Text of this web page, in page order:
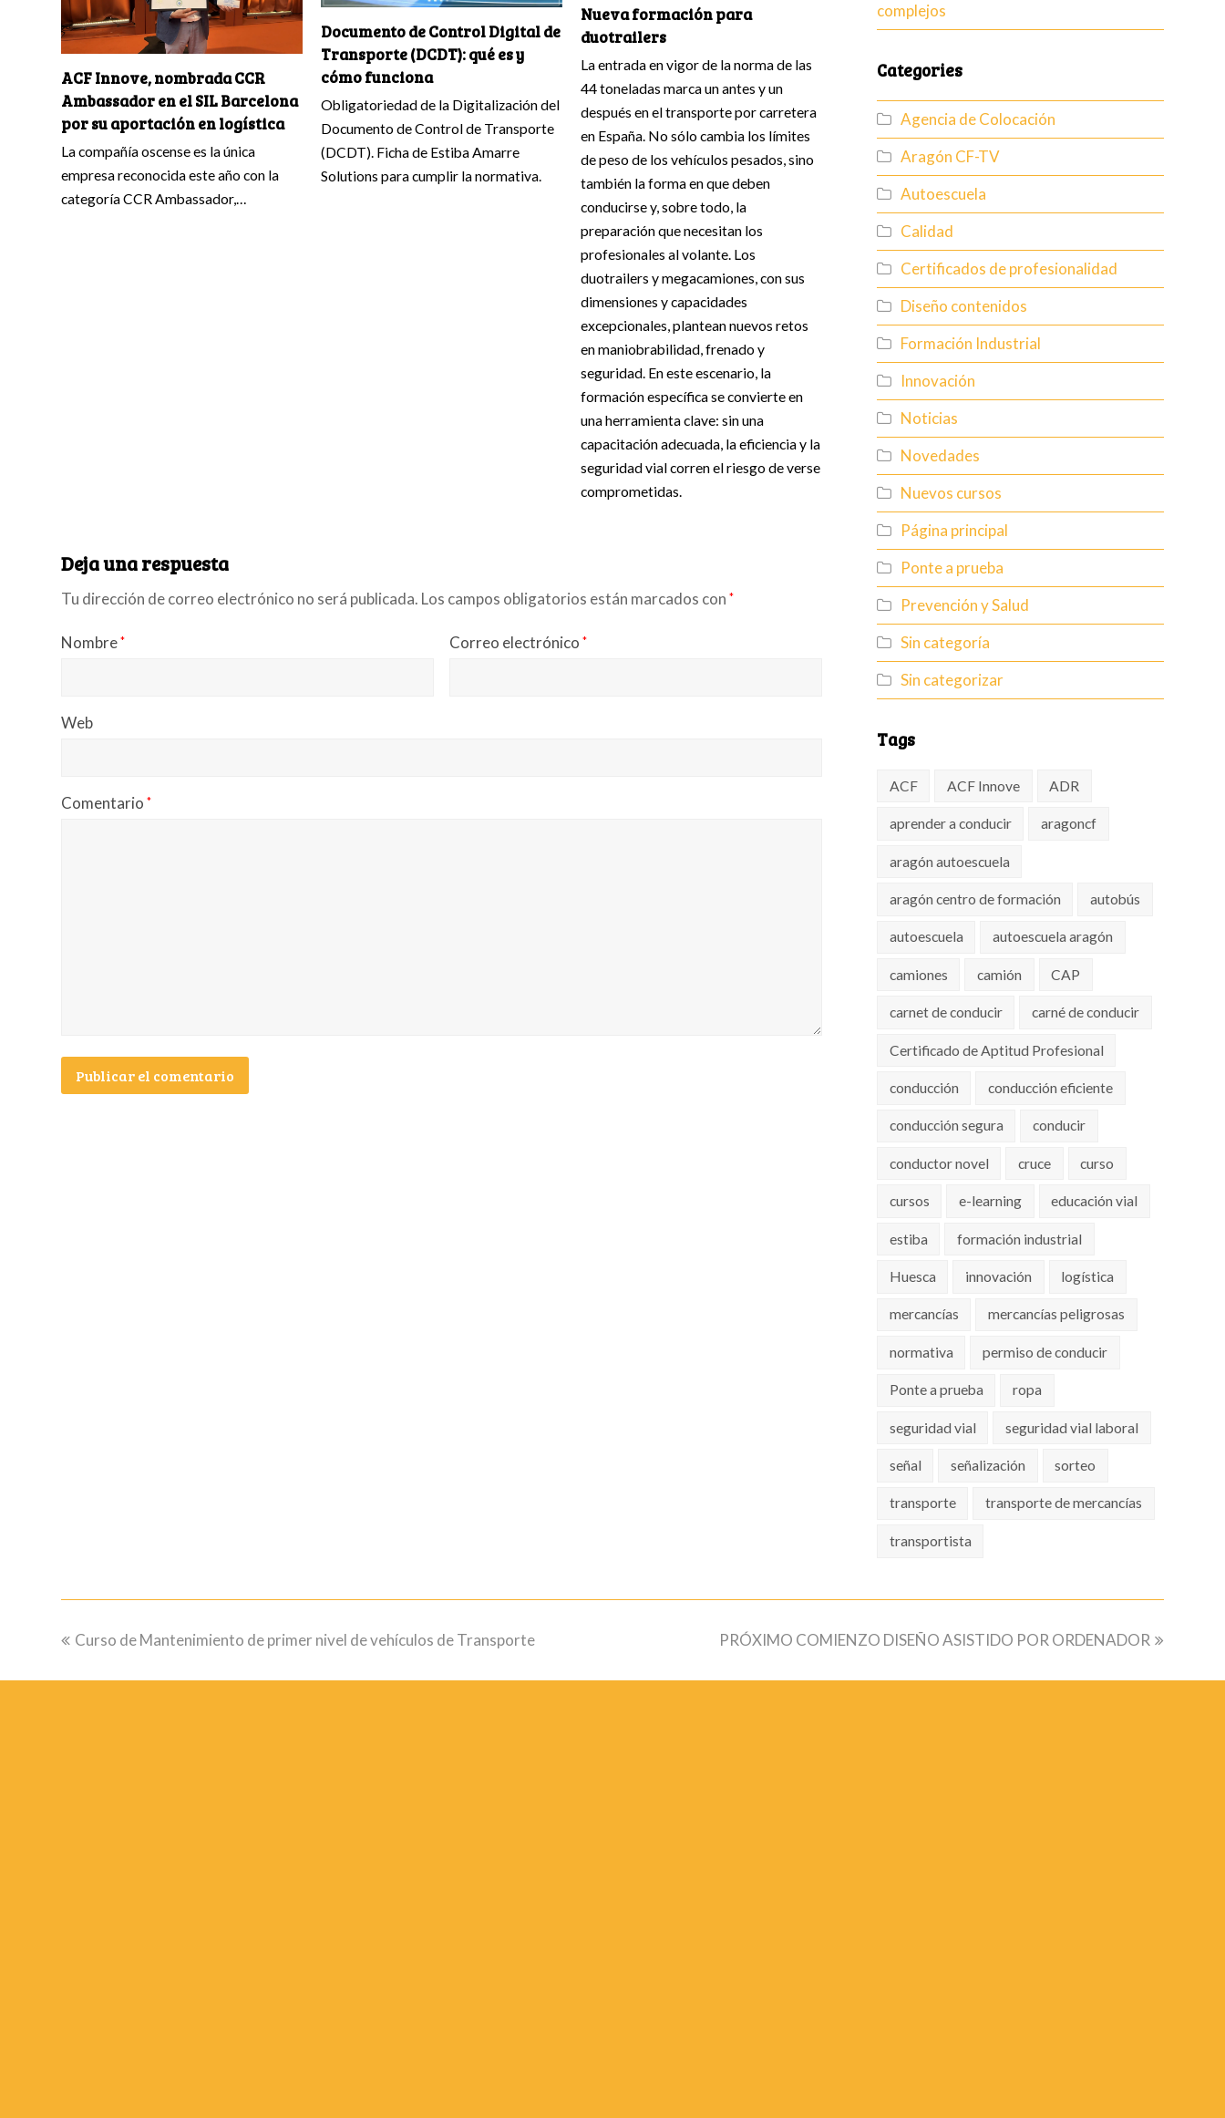
ACF Innove, nombrada CCR
Ambassador en el SIL Barcelona
por su aportación en logística
La compañía oscense es la única
empresa reconocida este año con la
categoría CCR Ambassador,…
Documento de Control Digital de
Transporte (DCDT): qué es y
cómo funciona
Obligatoriedad de la Digitalización del
Documento de Control de Transporte
(DCDT). Ficha de Estiba Amarre
Solutions para cumplir la normativa.
Nueva formación para
duotrailers
La entrada en vigor de la norma de las
44 toneladas marca un antes y un
después en el transporte por carretera
en España. No sólo cambia los límites
de peso de los vehículos pesados, sino
también la forma en que deben
conducirse y, sobre todo, la
preparación que necesitan los
profesionales al volante. Los
duotrailers y megacamiones, con sus
dimensiones y capacidades
excepcionales, plantean nuevos retos
en maniobrabilidad, frenado y
seguridad. En este escenario, la
formación específica se convierte en
una herramienta clave: sin una
capacitación adecuada, la eficiencia y la
seguridad vial corren el riesgo de verse
comprometidas.
Deja una respuesta
Tu dirección de correo electrónico no será publicada. Los campos obligatorios están marcados con*
Nombre* Correo electrónico *
Web
Comentario*
complejos
Categories
Agencia de Colocación
Aragón CF-TV
Autoescuela
Calidad
Certificados de profesionalidad
Diseño contenidos
Formación Industrial
Innovación
Noticias
Novedades
Nuevos cursos
Página principal
Ponte a prueba
Prevención y Salud
Sin categoría
Sin categorizar
Tags
ACF ACF Innove ADR
aprender a conducir aragoncf
aragón autoescuela
aragón centro de formación autobús
autoescuela autoescuela aragón
camiones camión CAP
carnet de conducir carné de conducir
Certificado de Aptitud Profesional
conducción conducción eficiente
conducción segura conducir
conductor novel cruce curso
cursos e-learning educación vial
estiba formación industrial
Huesca innovación logística
mercancías mercancías peligrosas
normativa permiso de conducir
Ponte a prueba ropa
seguridad vial seguridad vial laboral
señal señalización sorteo
transporte transporte de mercancías
transportista
previous
Curso de Mantenimiento de primer nivel de vehículos de Transporte
next
PRÓXIMO COMIENZO DISEÑO ASISTIDO POR ORDENADOR